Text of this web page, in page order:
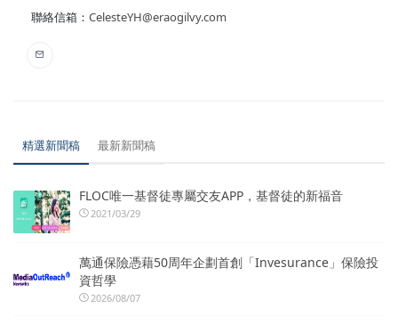
聯絡信箱： CelesteYH@eraogilvy.com
精選新聞稿 最新新聞稿
FLOC唯一基督徒專屬交友APP，基督徒的新福音
2021/03/29
萬通保險憑藉50周年企劃首創「Invesurance」保險投
資哲學
2026/08/07